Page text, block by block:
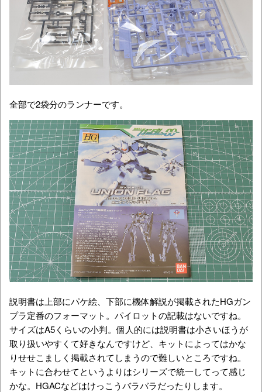
全部で2袋分のランナーです。
説明書は上部にパケ絵、下部に機体解説が掲載されたHGガン
プラ定番のフォーマット。パイロットの記載はないですね。
サイズはA5くらいの小判。個人的には説明書は小さいほうが
取り扱いやすくて好きなんですけど、キットによってはかな
りせせこましく掲載されてしまうので難しいところですね。
キットに合わせてというよりはシリーズで統一してって感じ
かな。HGACなどはけっこうバラバラだったりします。